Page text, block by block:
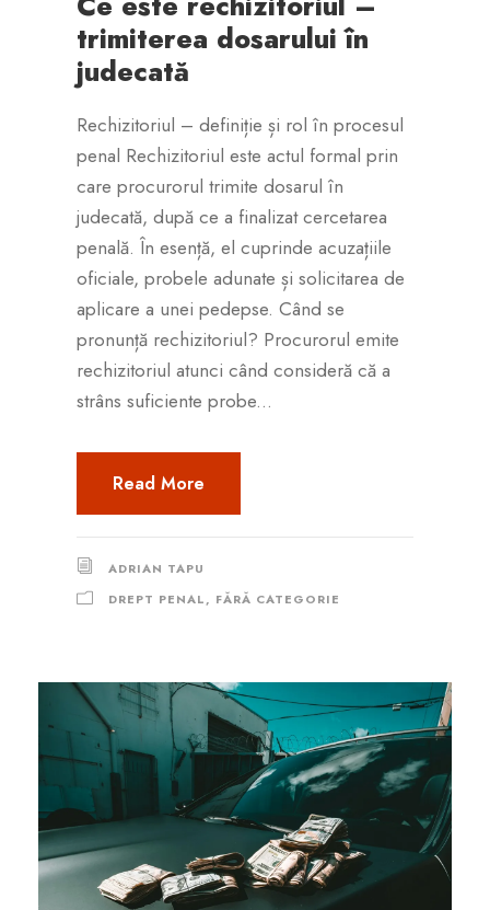
trimiterea dosarului în
judecată
Rechizitoriul – definiție și rol în procesul
penal Rechizitoriul este actul formal prin
care procurorul trimite dosarul în
judecată, după ce a finalizat cercetarea
penală. În esență, el cuprinde acuzațiile
oficiale, probele adunate și solicitarea de
aplicare a unei pedepse. Când se
pronunță rechizitoriul? Procurorul emite
rechizitoriul atunci când consideră că a
strâns suficiente probe...
Read More
ADRIAN TAPU
DREPT PENAL, FĂRĂ CATEGORIE